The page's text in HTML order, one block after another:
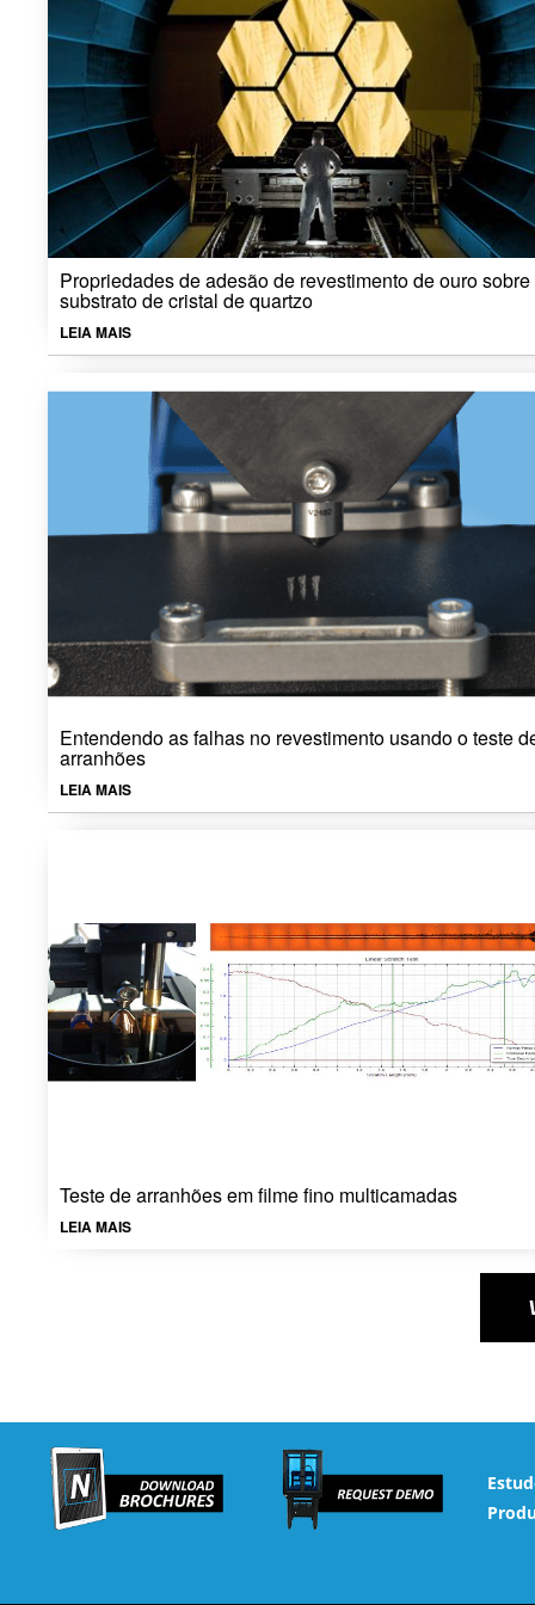
Propriedades de adesão de revestimento de ouro sobre
substrato de cristal de quartzo
LEIA MAIS
Entendendo as falhas no revestimento usando o teste
arranhões
LEIA MAIS
Teste de arranhões em filme fino multicamadas
LEIA MAIS